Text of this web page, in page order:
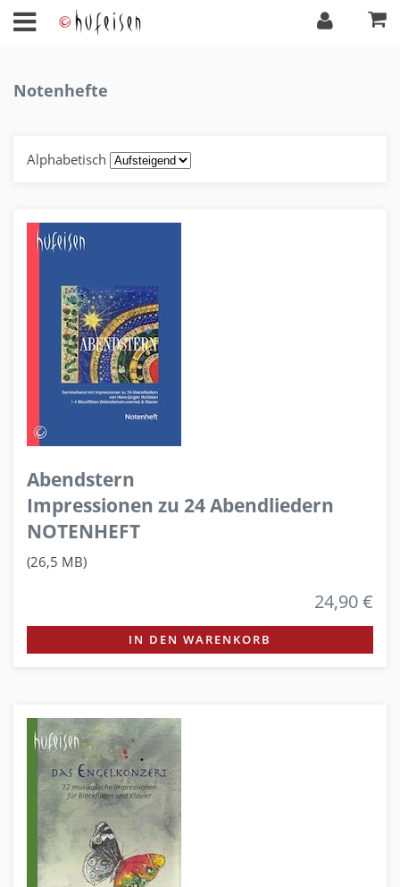
Notenhefte
Alphabetisch
Abendstern
Impressionen zu 24 Abendliedern
NOTENHEFT
(26,5 MB)
24,90 €
IN DEN WARENKORB